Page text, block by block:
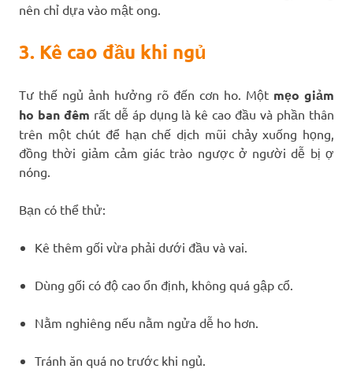
nên chỉ dựa vào mật ong.
3. Kê cao đầu khi ngủ
Tư thế ngủ ảnh hưởng rõ đến cơn ho. Một mẹo giảm
ho ban đêm rất dễ áp dụng là kê cao đầu và phần thân
trên một chút để hạn chế dịch mũi chảy xuống họng,
đồng thời giảm cảm giác trào ngược ở người dễ bị ợ
nóng.
Bạn có thể thử:
Kê thêm gối vừa phải dưới đầu và vai.
Dùng gối có độ cao ổn định, không quá gập cổ.
Nằm nghiêng nếu nằm ngửa dễ ho hơn.
Tránh ăn quá no trước khi ngủ.